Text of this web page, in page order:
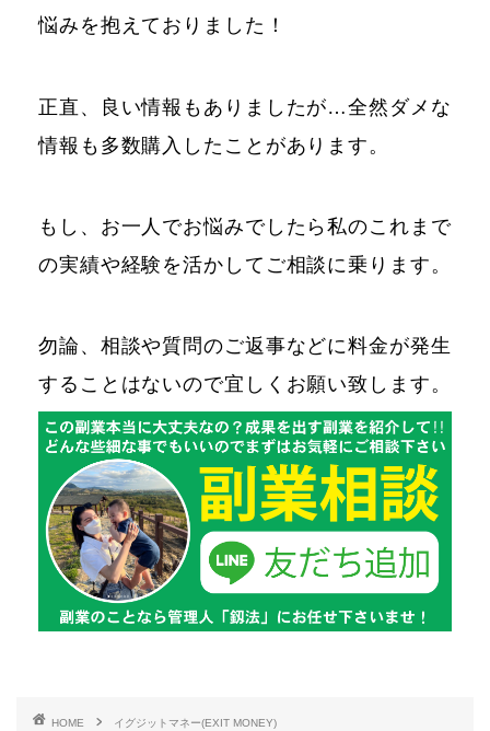
悩みを抱えておりました！
正直、良い情報もありましたが…全然ダメな
情報も多数購入したことがあります。
もし、お一人でお悩みでしたら私のこれまで
の実績や経験を活かしてご相談に乗ります。
勿論、相談や質問のご返事などに料金が発生
することはないので宜しくお願い致します。
HOME
イグジットマネー(EXIT MONEY)